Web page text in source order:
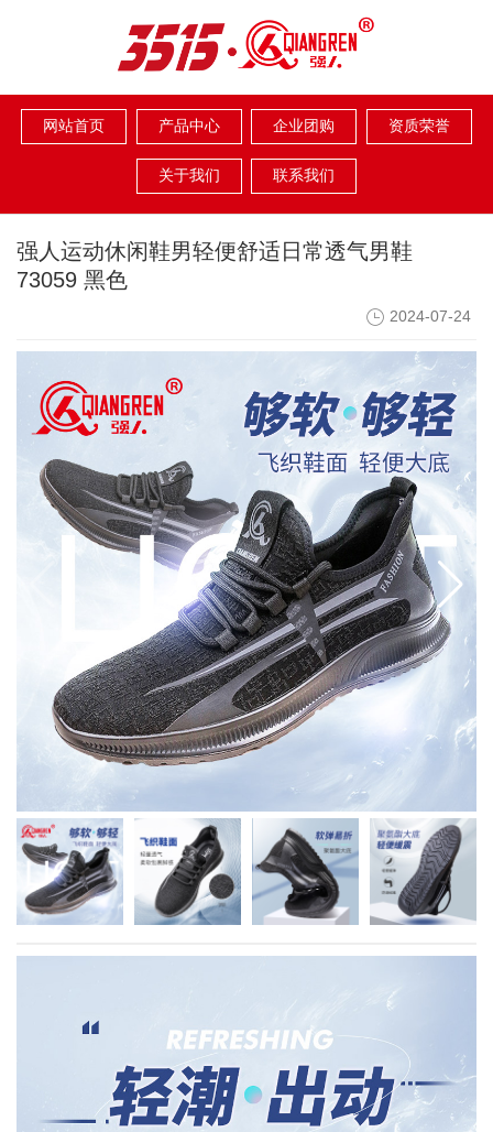
网站首页 产品中心 企业团购 资质荣誉
关于我们 联系我们
强人运动休闲鞋男轻便舒适日常透气男鞋
73059 黑色
2024-07-24